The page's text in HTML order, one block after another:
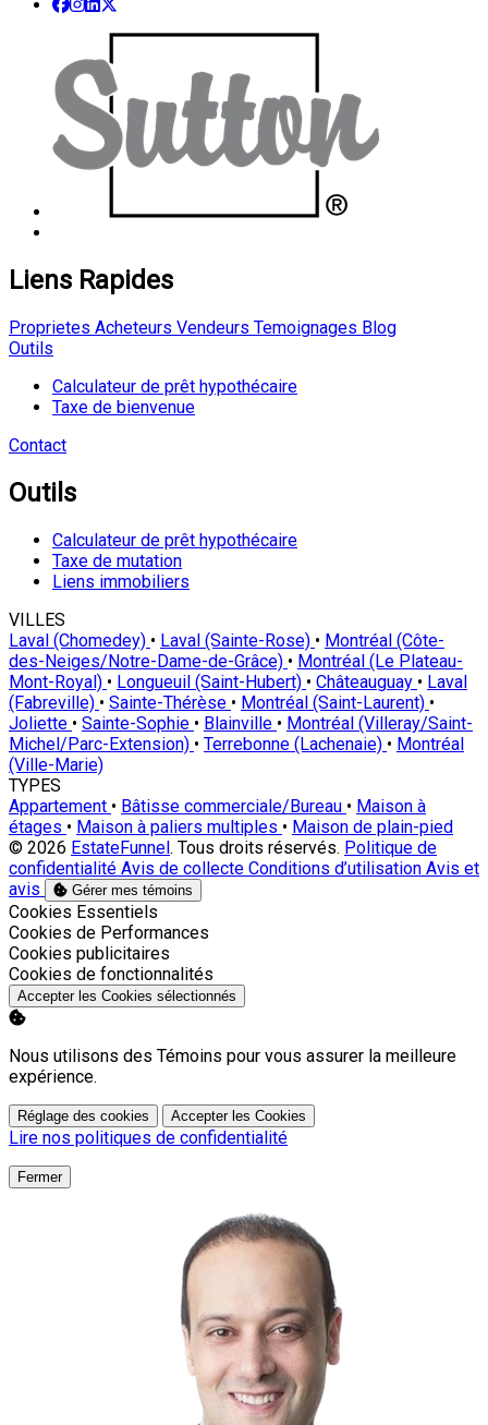
Liens Rapides
Proprietes Acheteurs Vendeurs Temoignages Blog
Outils
Calculateur de prêt hypothécaire
Taxe de bienvenue
Contact
Outils
Calculateur de prêt hypothécaire
Taxe de mutation
Liens immobiliers
VILLES
Laval (Chomedey) • Laval (Sainte-Rose) • Montréal (Côte-
des-Neiges/Notre-Dame-de-Grâce) • Montréal (Le Plateau-
Mont-Royal) • Longueuil (Saint-Hubert) • Châteauguay • Laval
(Fabreville) • Sainte-Thérèse • Montréal (Saint-Laurent) •
Joliette • Sainte-Sophie • Blainville • Montréal (Villeray/Saint-
Michel/Parc-Extension) • Terrebonne (Lachenaie) • Montréal
(Ville-Marie)
TYPES
Appartement • Bâtisse commerciale/Bureau • Maison à
étages • Maison à paliers multiples • Maison de plain-pied
© 2026 EstateFunnel. Tous droits réservés. Politique de
confidentialité Avis de collecte Conditions d’utilisation Avis et
avis
Gérer mes témoins
Activer
Cookies Essentiels
Activer
Cookies de Performances
Activer
Cookies publicitaires
Activer
Cookies de fonctionnalités
Accepter les Cookies sélectionnés
Nous utilisons des Témoins pour vous assurer la meilleure
expérience.
Réglage des cookies Accepter les Cookies
Lire nos politiques de confidentialité
Fermer